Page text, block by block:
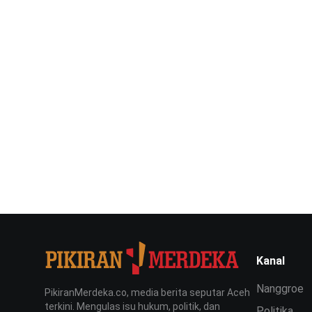
PikiranMerdeka.co, media berita seputar Aceh
terkini. Mengulas isu hukum, politik, dan
Kanal
Nanggroe